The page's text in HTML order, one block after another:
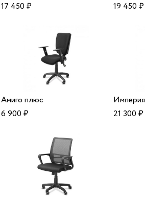
17 450₽
19 450₽
Амиго плюс
6 900₽
21 300₽